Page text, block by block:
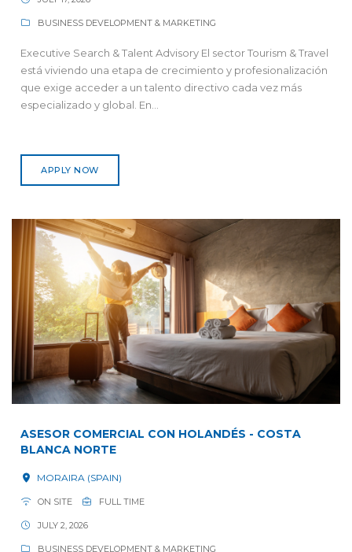
BUSINESS DEVELOPMENT & MARKETING
Executive Search & Talent Advisory El sector Tourism & Travel
está viviendo una etapa de crecimiento y profesionalización
que exige acceder a un talento directivo cada vez más
especializado y global. En...
APPLY NOW
ASESOR COMERCIAL CON HOLANDÉS - COSTA
BLANCA NORTE
MORAIRA (SPAIN)
ON SITE FULL TIME
JULY 2, 2026
BUSINESS DEVELOPMENT & MARKETING